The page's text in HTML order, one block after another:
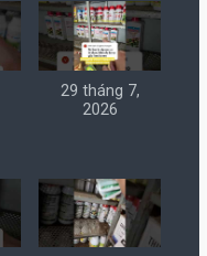
29 tháng 7,
2026